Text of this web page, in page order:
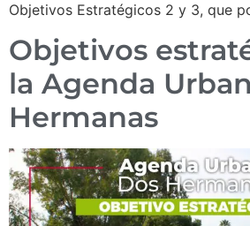
Objetivos Estratégicos 2 y 3, que
Objetivos
la Agenda
Hermanas